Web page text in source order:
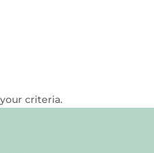
criteria.